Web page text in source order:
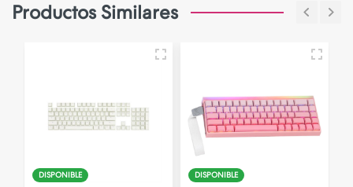
Productos Similares
DISPONIBLE DISPONIBLE